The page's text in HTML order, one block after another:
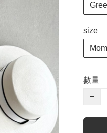
size
數量
−